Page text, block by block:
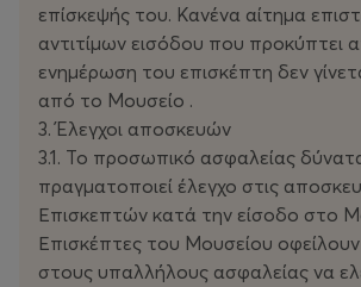
επίσκεψής του. Κανένα αίτημα
αντιτίμων εισόδου που προκύπτει
ενημέρωση του επισκέπτη δεν
από το Μουσείο .
3. Έλεγχοι αποσκευών
3.1. Το προσωπικό ασφαλείας
πραγματοποιεί έλεγχο στις
Επισκεπτών κατά την είσοδο στο
Επισκέπτες του Μουσείου
στους υπαλλήλους ασφαλείας να